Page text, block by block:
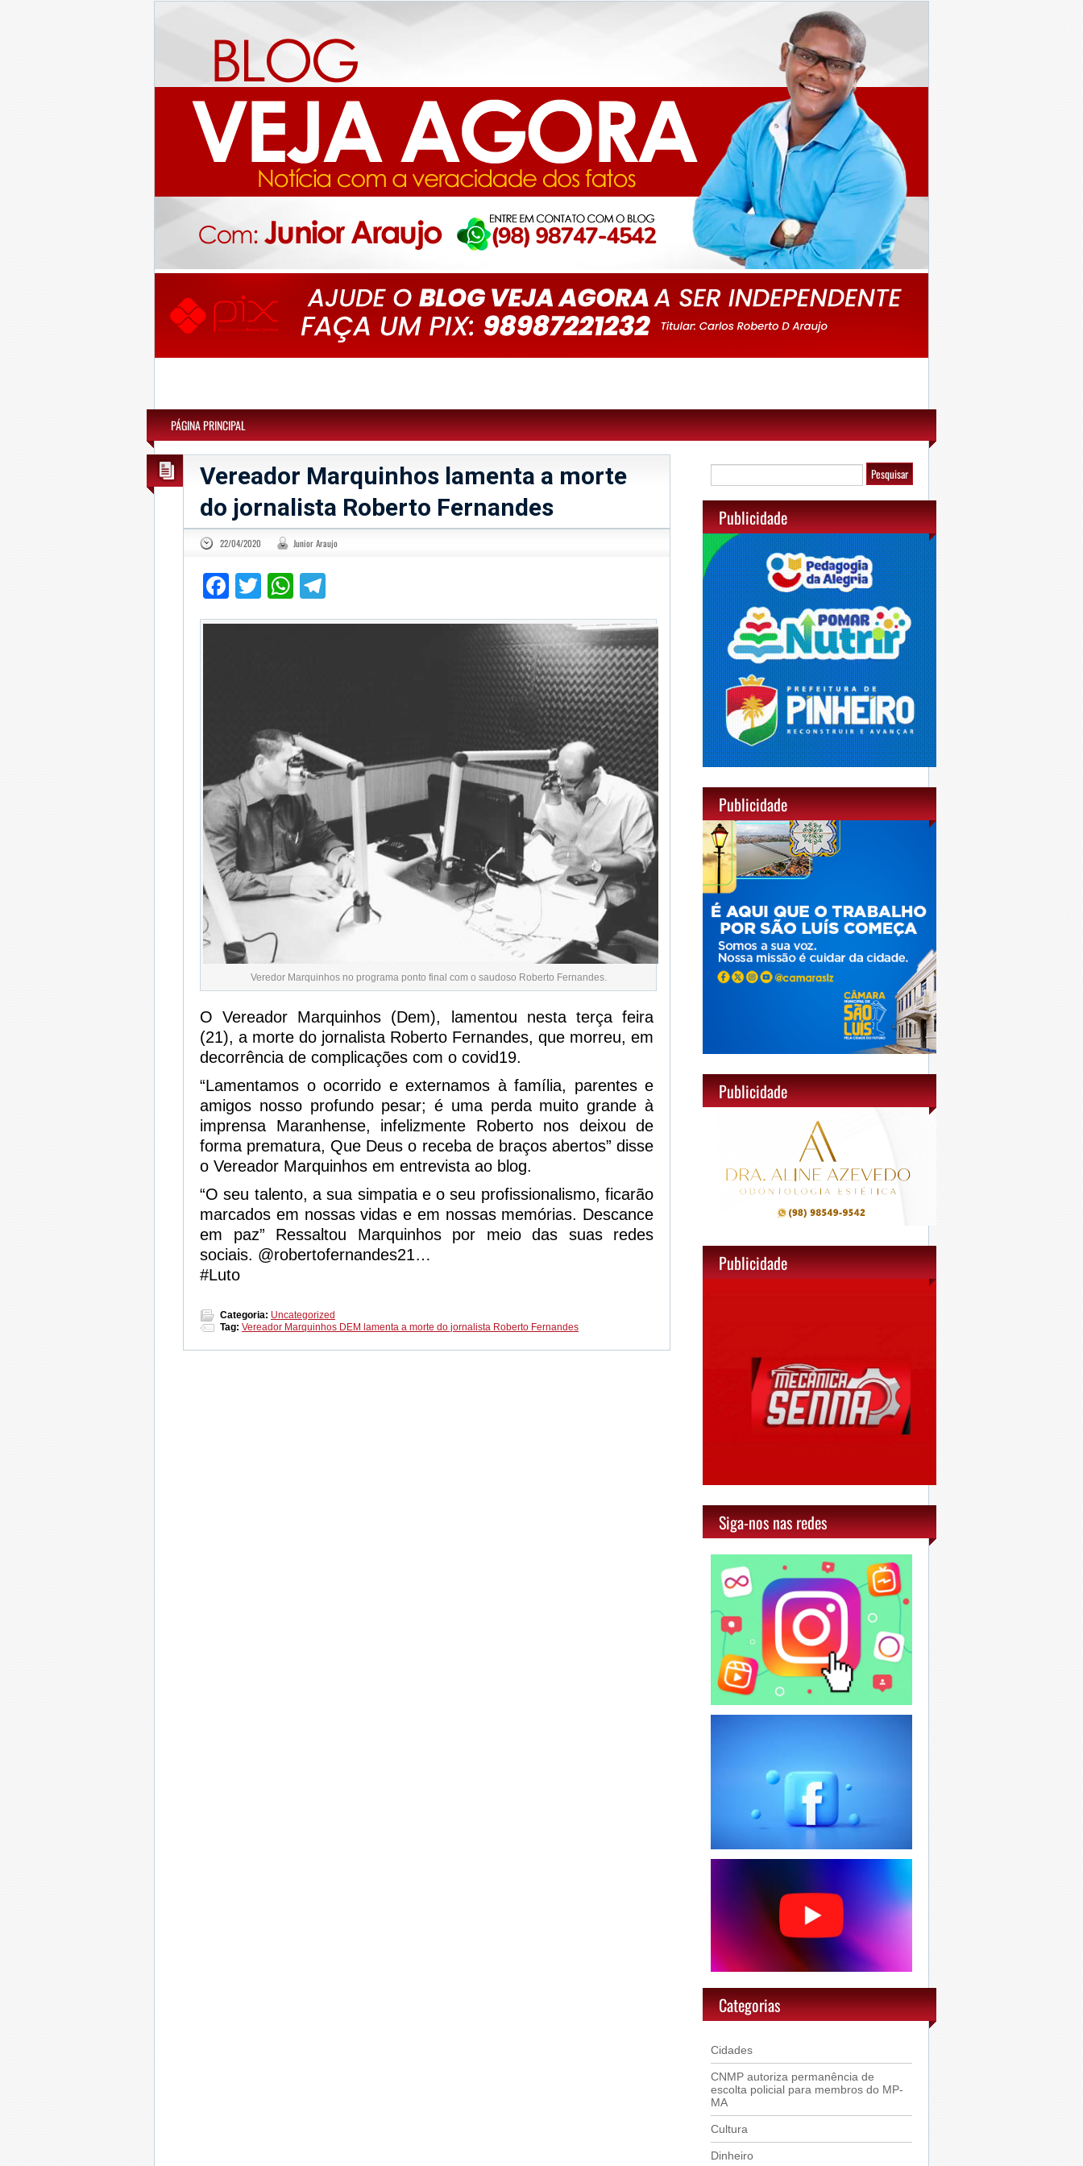
PÁGINA PRINCIPAL
Vereador Marquinhos lamenta a morte
do jornalista Roberto Fernandes
22/04/2020 Junior Araujo
Facebook
TwitterWhatsApp
Veredor Marquinhos no programa ponto final com o saudoso Roberto Fernandes.
O Vereador Marquinhos (Dem), lamentou nesta terça feira
(21), a morte do jornalista Roberto Fernandes, que morreu, em
decorrência de complicações com o covid19.
“Lamentamos o ocorrido e externamos à família, parentes e
amigos nosso profundo pesar; é uma perda muito grande à
imprensa Maranhense, infelizmente Roberto nos deixou de
forma prematura, Que Deus o receba de braços abertos” disse
o Vereador Marquinhos em entrevista ao blog.
“O seu talento, a sua simpatia e o seu profissionalismo, ficarão
marcados em nossas vidas e em nossas memórias. Descance
em paz” Ressaltou Marquinhos por meio das suas redes
sociais. @robertofernandes21…
#Luto
Categoria: Uncategorized
Tag: Vereador Marquinhos DEM lamenta a morte do jornalista Roberto Fernandes
Publicidade
Publicidade
Publicidade
Publicidade
Siga-nos nas redes
Categorias
Cidades
CNMP autoriza permanência de
escolta policial para membros do MP-
MA
Cultura
Dinheiro